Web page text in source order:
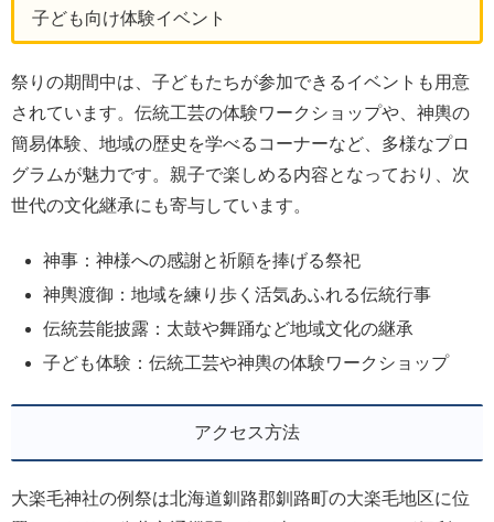
子ども向け体験イベント
祭りの期間中は、子どもたちが参加できるイベントも用意
されています。伝統工芸の体験ワークショップや、神輿の
簡易体験、地域の歴史を学べるコーナーなど、多様なプロ
グラムが魅力です。親子で楽しめる内容となっており、次
世代の文化継承にも寄与しています。
神事：神様への感謝と祈願を捧げる祭祀
神輿渡御：地域を練り歩く活気あふれる伝統行事
伝統芸能披露：太鼓や舞踊など地域文化の継承
子ども体験：伝統工芸や神輿の体験ワークショップ
アクセス方法
大楽毛神社の例祭は北海道釧路郡釧路町の大楽毛地区に位